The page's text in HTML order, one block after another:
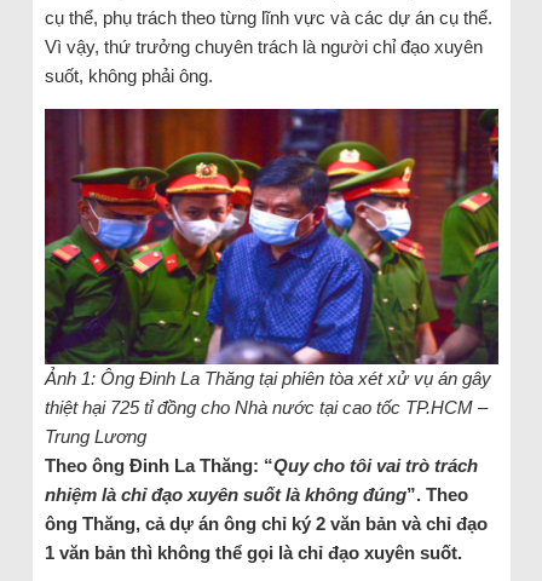
cụ thể, phụ trách theo từng lĩnh vực và các dự án cụ thể.
Vì vậy, thứ trưởng chuyên trách là người chỉ đạo xuyên
suốt, không phải ông.
Ảnh 1: Ông Đinh La Thăng tại phiên tòa xét xử vụ án gây
thiệt hại 725 tỉ đồng cho Nhà nước tại cao tốc TP.HCM –
Trung Lương
Theo ông Đinh La Thăng: “Quy cho tôi vai trò trách
nhiệm là chỉ đạo xuyên suốt là không đúng”. Theo
ông Thăng, cả dự án ông chỉ ký 2 văn bản và chỉ đạo
1 văn bản thì không thể gọi là chỉ đạo xuyên suốt.